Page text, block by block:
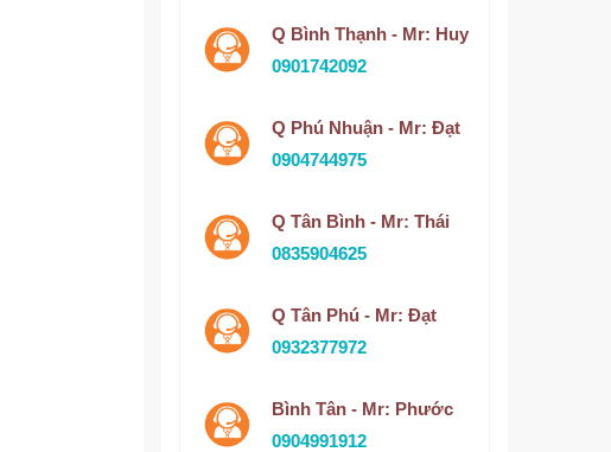
Q Bình Thạnh - Mr: Huy
0901742092
Q Phú Nhuận - Mr: Đạt
0904744975
Q Tân Bình - Mr: Thái
0835904625
Q Tân Phú - Mr: Đạt
0932377972
Bình Tân - Mr: Phước
0904991912